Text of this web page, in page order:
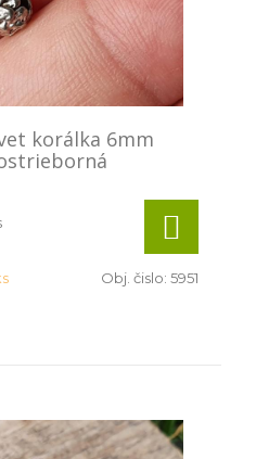
korálka 6mm
Obj. čislo: 5951